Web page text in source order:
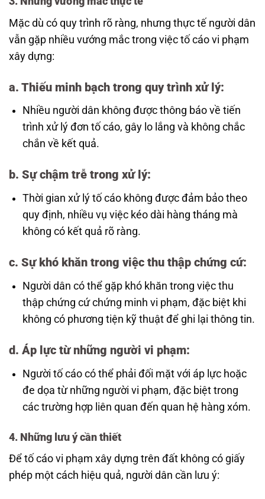
Mặc dù có quy trình rõ ràng, nhưng thực tế người dân
vẫn gặp nhiều vướng mắc trong việc tố cáo vi phạm
xây dựng:
a. Thiếu minh bạch trong quy trình xử lý:
Nhiều người dân không được thông báo về tiến
trình xử lý đơn tố cáo, gây lo lắng và không chắc
chắn về kết quả.
b. Sự chậm trễ trong xử lý:
Thời gian xử lý tố cáo không được đảm bảo theo
quy định, nhiều vụ việc kéo dài hàng tháng mà
không có kết quả rõ ràng.
c. Sự khó khăn trong việc thu thập chứng cứ:
Người dân có thể gặp khó khăn trong việc thu
thập chứng cứ chứng minh vi phạm, đặc biệt khi
không có phương tiện kỹ thuật để ghi lại thông tin.
d. Áp lực từ những người vi phạm:
Người tố cáo có thể phải đối mặt với áp lực hoặc
đe dọa từ những người vi phạm, đặc biệt trong
các trường hợp liên quan đến quan hệ hàng xóm.
4. Những lưu ý cần thiết
Để tố cáo vi phạm xây dựng trên đất không có giấy
phép một cách hiệu quả, người dân cần lưu ý: